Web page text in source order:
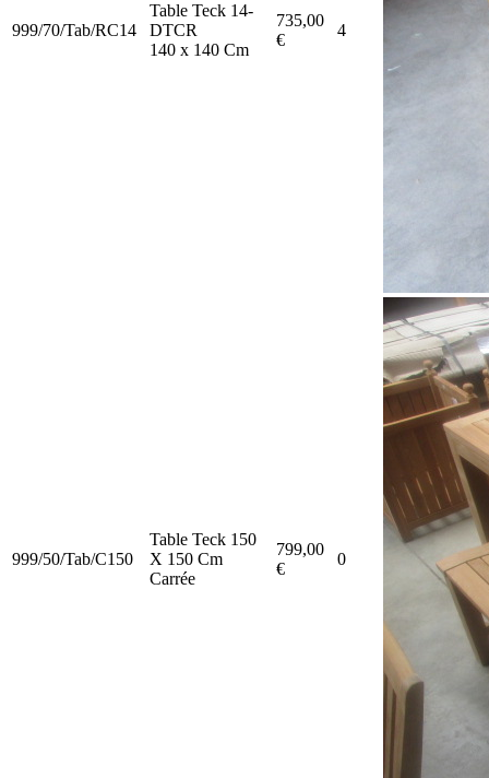
999/70/Tab/RC14
Table Teck 14-
DTCR
140 x 140 Cm
735,00
€
4
999/50/Tab/C150
Table Teck 150
X 150 Cm
Carrée
799,00
€
0